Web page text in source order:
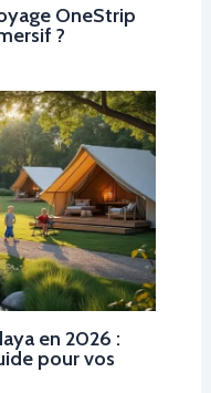
OneStrip
?
en 2026 :
pour vos